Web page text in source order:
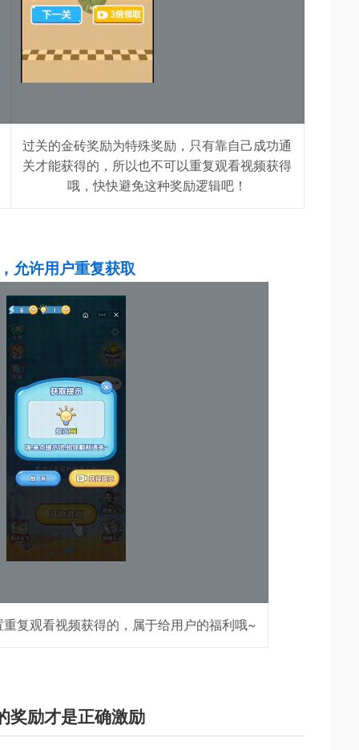
过关的金砖奖励为特殊奖励，只有靠自己成功通
关才能获得的，所以也不可以重复观看视频获得
哦，快快避免这种奖励逻辑吧！
允许用户重复获取
复观看视频获得的，属于给用户的福利哦~
奖励才是正确激励